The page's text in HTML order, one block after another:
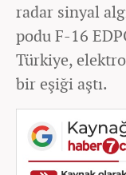
radar sinyal
podu F-16
Türkiye,
bir eşiği aştı.